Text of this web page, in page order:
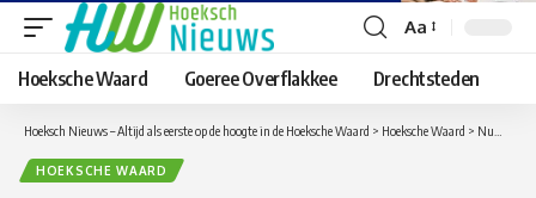
Lettergrootte
aanpassen
Aa
Hoeksche Waard Goeree Overflakkee Drechtsteden
Hoeksch Nieuws – Altijd als eerste op de hoogte in de Hoeksche Waard > Hoeksche Waard > Numansdorper Olav Kooij wint de internationale klassieker Omloop van noordwest Overijssel
HOEKSCHE WAARD